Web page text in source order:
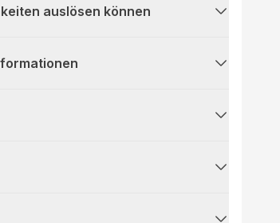
auslösen können